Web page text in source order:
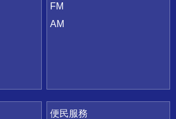
FM
AM
便民服務